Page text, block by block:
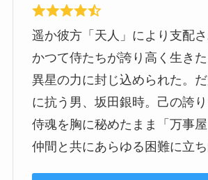
遥か彼方「天人」により支配さ
かつて侍たちが誇り高く生きた
異星の力に封じ込められた。
に抗う男、坂田銀時。己の誇り
侍魂を胸に秘めたまま「万事
仲間と共にあらゆる困難に立ち